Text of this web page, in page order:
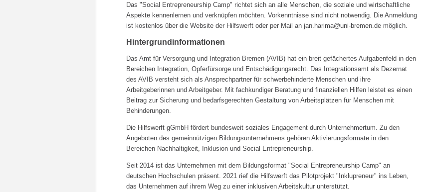
Das "Social Entrepreneurship Camp" richtet sich an alle Menschen, die soziale und wirtschaftliche
Aspekte kennenlernen und verknüpfen möchten. Vorkenntnisse sind nicht notwendig. Die Anmeldung
ist kostenlos über die Website der Hilfswerft oder per Mail an jan.harima@uni-bremen.de möglich.
Hintergrundinformationen
Das Amt für Versorgung und Integration Bremen (AVIB) hat ein breit gefächertes Aufgabenfeld in den
Bereichen Integration, Opferfürsorge und Entschädigungsrecht. Das Integrationsamt als Dezernat
des AVIB versteht sich als Ansprechpartner für schwerbehinderte Menschen und ihre
Arbeitgeberinnen und Arbeitgeber. Mit fachkundiger Beratung und finanziellen Hilfen leistet es einen
Beitrag zur Sicherung und bedarfsgerechten Gestaltung von Arbeitsplätzen für Menschen mit
Behinderungen.
Die Hilfswerft gGmbH fördert bundesweit soziales Engagement durch Unternehmertum. Zu den
Angeboten des gemeinnützigen Bildungsunternehmens gehören Aktivierungsformate in den
Bereichen Nachhaltigkeit, Inklusion und Social Entrepreneurship.
Seit 2014 ist das Unternehmen mit dem Bildungsformat "Social Entrepreneurship Camp" an
deutschen Hochschulen präsent. 2021 rief die Hilfswerft das Pilotprojekt "Inklupreneur" ins Leben,
das Unternehmen auf ihrem Weg zu einer inklusiven Arbeitskultur unterstützt.